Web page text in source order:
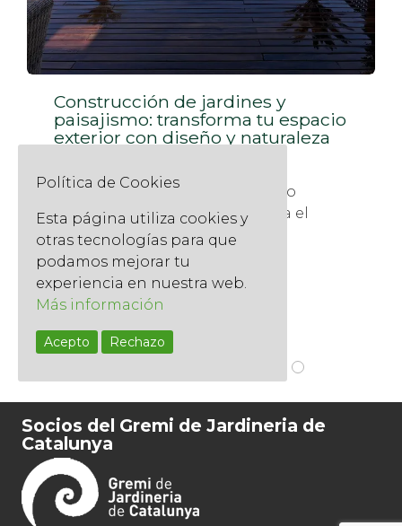
Construcción de jardines y
paisajismo: transforma tu espacio
exterior con diseño y naturaleza
Un jardín bien diseñado no solo
embellece, sino que transforma el
entorno, mejora la calidad...
Read More
Socios del Gremi de Jardineria de
Catalunya
Política de Cookies
Esta página utiliza cookies y
otras tecnologías para que
podamos mejorar tu
experiencia en nuestra web.
Más información
Acepto Rechazo